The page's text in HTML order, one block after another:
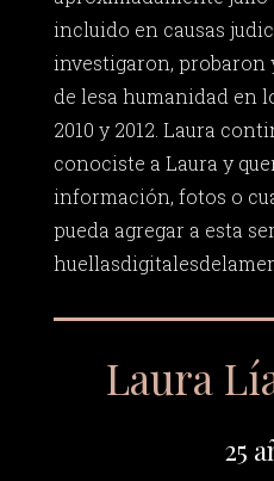
incluido en causas
investigaron,
de lesa humanidad en
2010 y 2012. Laura
conociste a Laura y
información, fotos o
pueda agregar a esta
Laura
25